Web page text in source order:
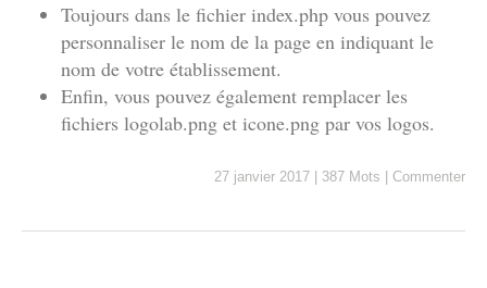
Toujours dans le fichier index.php vous pouvez
personnaliser le nom de la page en indiquant le
nom de votre établissement.
Enfin, vous pouvez également remplacer les
fichiers logolab.png et icone.png par vos logos.
27 janvier 2017 387 Mots Commenter